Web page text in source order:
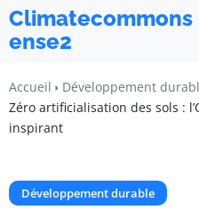
Climatecommons
ense2
Accueil
Développement
Zéro artificialisation des sols :
inspirant
Développement durable